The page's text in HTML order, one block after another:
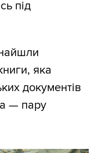
під
яка
документів
— пару